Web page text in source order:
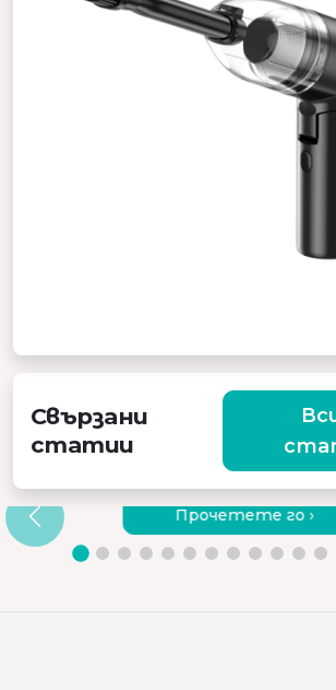
Свързани
статии
ЗАЩО ДА ИЗБЕРЕТЕ
ВИБРИРАЩ
Прочетете го ›